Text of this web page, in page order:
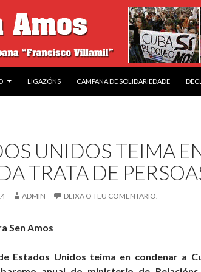
LIGAZÓNS CAMPAÑA DE SOLIDARIEDADE
UNIDOS TEIMA
TRATA DE
ADMIN DEIXA O TEU COMENTARIO.
Sen Amos
Estados Unidos teima en condenar a